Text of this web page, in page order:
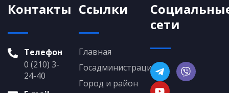
Контакты
Телефон
0 (210) 3-
24-40
Ссылки
Главная
Госадминистрация
Город и район
сети